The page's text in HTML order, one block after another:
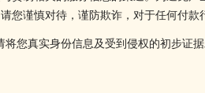
谨慎对待，谨防欺诈，对于任何付款
您真实身份信息及受到侵权的初步证